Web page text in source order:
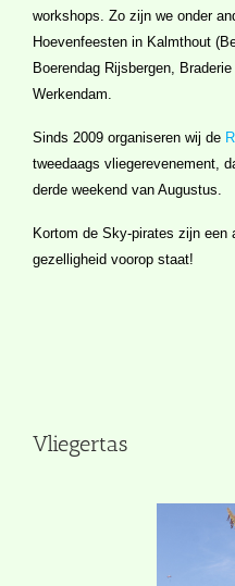
workshops. Zo zijn we onder
Hoevenfeesten in Kalmthout
Boerendag Rijsbergen,
Werkendam.
Sinds 2009 organiseren wij de
tweedaags vliegerevenement,
derde weekend van Augustus.
Kortom de Sky-pirates zijn een
gezelligheid voorop staat!
Vliegertas